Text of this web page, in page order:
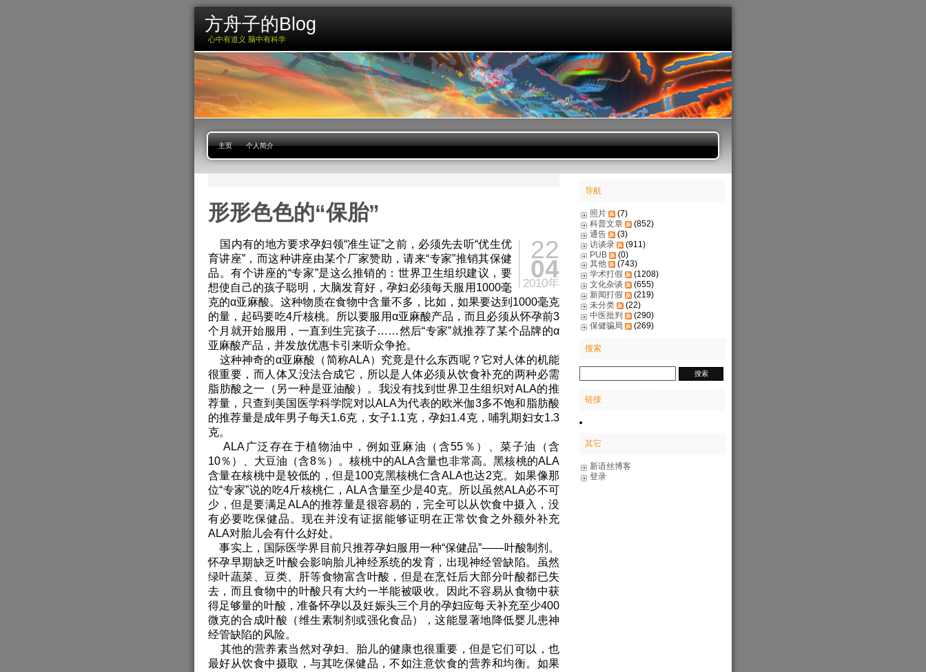
方舟子的Blog
心中有道义 脑中有科学
主页 个人简介
形形色色的“保胎”
22
04
2010年
国内有的地方要求孕妇领“准生证”之前，必须先去听“优生优
育讲座”，而这种讲座由某个厂家赞助，请来“专家”推销其保健
品。有个讲座的“专家”是这么推销的：世界卫生组织建议，要
想使自己的孩子聪明，大脑发育好，孕妇必须每天服用1000毫
克的α亚麻酸。这种物质在食物中含量不多，比如，如果要达到1000毫克
的量，起码要吃4斤核桃。所以要服用α亚麻酸产品，而且必须从怀孕前3
个月就开始服用，一直到生完孩子……然后“专家”就推荐了某个品牌的α
亚麻酸产品，并发放优惠卡引来听众争抢。
这种神奇的α亚麻酸（简称ALA）究竟是什么东西呢？它对人体的机能
很重要，而人体又没法合成它，所以是人体必须从饮食补充的两种必需
脂肪酸之一（另一种是亚油酸）。我没有找到世界卫生组织对ALA的推
荐量，只查到美国医学科学院对以ALA为代表的欧米伽3多不饱和脂肪酸
的推荐量是成年男子每天1.6克，女子1.1克，孕妇1.4克，哺乳期妇女1.3
克。
ALA广泛存在于植物油中，例如亚麻油（含55％）、菜子油（含
10％）、大豆油（含8％）。核桃中的ALA含量也非常高。黑核桃的ALA
含量在核桃中是较低的，但是100克黑核桃仁含ALA也达2克。如果像那
位“专家”说的吃4斤核桃仁，ALA含量至少是40克。所以虽然ALA必不可
少，但是要满足ALA的推荐量是很容易的，完全可以从饮食中摄入，没
有必要吃保健品。现在并没有证据能够证明在正常饮食之外额外补充
ALA对胎儿会有什么好处。
事实上，国际医学界目前只推荐孕妇服用一种“保健品”——叶酸制剂。
怀孕早期缺乏叶酸会影响胎儿神经系统的发育，出现神经管缺陷。虽然
绿叶蔬菜、豆类、肝等食物富含叶酸，但是在烹饪后大部分叶酸都已失
去，而且食物中的叶酸只有大约一半能被吸收。因此不容易从食物中获
得足够量的叶酸，准备怀孕以及妊娠头三个月的孕妇应每天补充至少400
微克的合成叶酸（维生素制剂或强化食品），这能显著地降低婴儿患神
经管缺陷的风险。
其他的营养素当然对孕妇、胎儿的健康也很重要，但是它们可以，也
最好从饮食中摄取，与其吃保健品，不如注意饮食的营养和均衡。如果
导航
照片
(7)
科普文章
(852)
通告
(3)
访谈录
(911)
PUB
(0)
其他
(743)
学术打假
(1208)
文化杂谈
(655)
新闻打假
(219)
未分类
(22)
中医批判
(290)
保健骗局
(269)
搜索
链接
其它
新语丝博客
登录